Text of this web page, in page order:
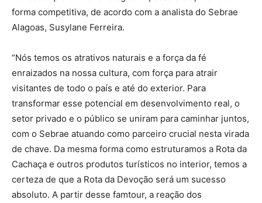
forma competitiva, de acordo com a analista do Sebrae
Alagoas, Susylane Ferreira.
“Nós temos os atrativos naturais e a força da fé
enraizados na nossa cultura, com força para atrair
visitantes de todo o país e até do exterior. Para
transformar esse potencial em desenvolvimento real, o
setor privado e o público se uniram para caminhar juntos,
com o Sebrae atuando como parceiro crucial nesta virada
de chave. Da mesma forma como estruturamos a Rota da
Cachaça e outros produtos turísticos no interior, temos a
certeza de que a Rota da Devoção será um sucesso
absoluto. A partir desse famtour, a reação dos